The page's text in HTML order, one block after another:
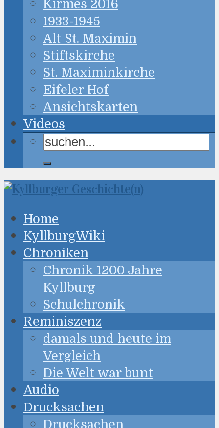
Kirmes 2016
1933-1945
Alt St. Maximin
Stiftskirche
St. Maximinkirche
Eifeler Hof
Ansichtskarten
Videos
Home
KyllburgWiki
Chroniken
Chronik 1200 Jahre
Kyllburg
Schulchronik
Reminiszenz
damals und heute im
Vergleich
Die Welt war bunt
Audio
Drucksachen
Drucksachen